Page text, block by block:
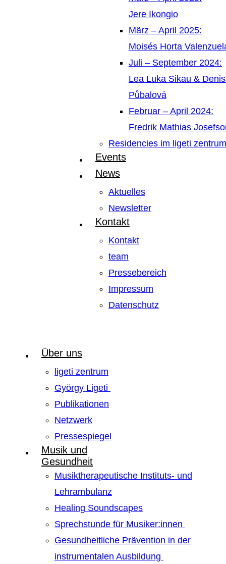
Jere Ikongio
März – April 2025:
Moisés Horta
Juli – September 2024:
Lea Luka Sikau &
Půbalová
Februar – April 2024:
Fredrik Mathias
Residencies im ligeti zentrum
Events
News
Aktuelles
Newsletter
Kontakt
Kontakt
team
Pressebereich
Impressum
Datenschutz
Über uns
ligeti zentrum
György Ligeti
Publikationen
Netzwerk
Pressespiegel
Musik und
Gesundheit
Musiktherapeutische Instituts- und
Lehrambulanz
Healing Soundscapes
Sprechstunde für Musiker:innen
Gesundheitliche Prävention in der
instrumentalen Ausbildung